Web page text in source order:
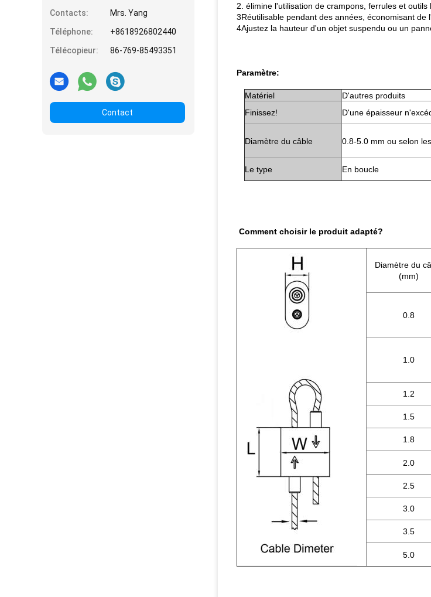
Contacts:
Mrs. Yang
Téléphone:
+8618926802440
Télécopieur:
86-769-85493351
Contact
2. élimine l'utilisation de crampons, ferrules et outils
3Réutilisable pendant des années, économisant de
4Ajustez la hauteur d'un objet suspendu ou un
Paramètre:
Matériel D'autres produits
Finissez!
D'une épaisseur
Diamètre du câble 0.8-5.0 mm ou selon
Le type
En boucle
Comment choisir le produit adapté?
Diamètre du
(mm)
0.8
1.0
1.2
1.5
1.8
2.0
2.5
3.0
3.5
5.0